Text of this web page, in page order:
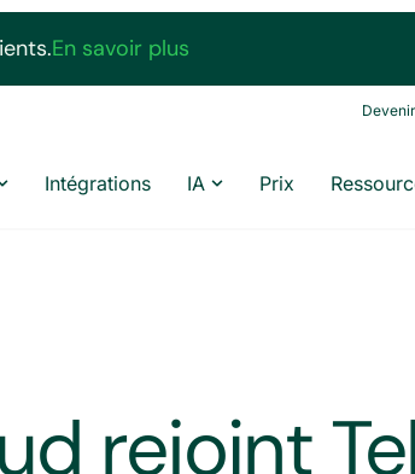
En savoir plus
Intégrations IA Prix
rejoint